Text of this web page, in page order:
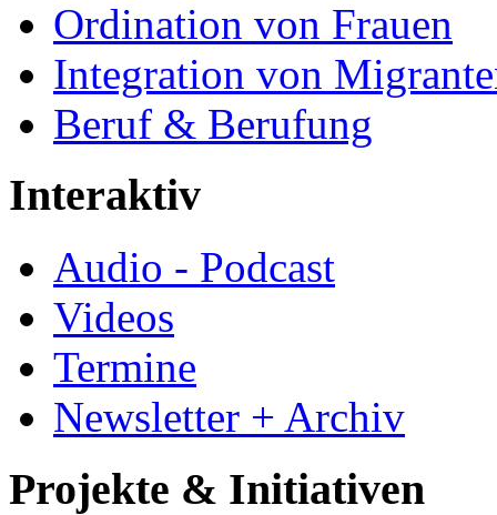
Ordination von Frauen
Integration von
Beruf & Berufung
Interaktiv
Audio - Podcast
Videos
Termine
Newsletter + Archiv
Projekte & Initiativen